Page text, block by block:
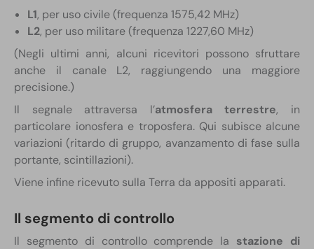
L1, per uso civile (frequenza 1575,42 MHz)
L2, per uso militare (frequenza 1227,60 MHz)
(Negli ultimi anni, alcuni ricevitori possono sfruttare
anche il canale L2, raggiungendo una maggiore
precisione.)
Il segnale attraversa l’atmosfera terrestre, in
particolare ionosfera e troposfera. Qui subisce alcune
variazioni (ritardo di gruppo, avanzamento di fase sulla
portante, scintillazioni).
Viene infine ricevuto sulla Terra da appositi apparati.
Il segmento di controllo
Il segmento di controllo comprende la stazione di